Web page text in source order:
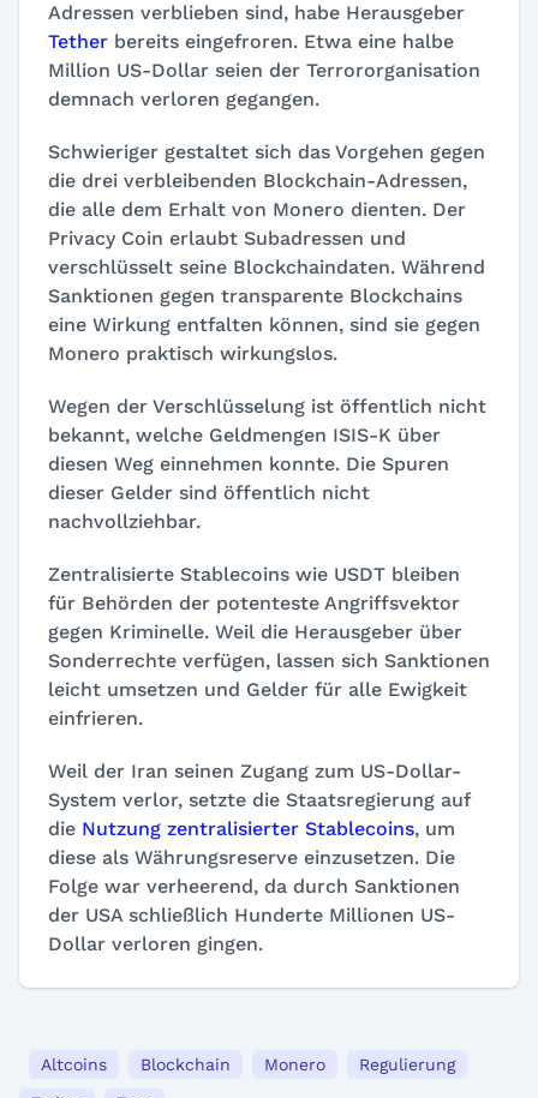
Adressen verblieben sind, habe Herausgeber
Tether bereits eingefroren. Etwa eine halbe
Million US-Dollar seien der Terrororganisation
demnach verloren gegangen.
Schwieriger gestaltet sich das Vorgehen gegen
die drei verbleibenden Blockchain-Adressen,
die alle dem Erhalt von Monero dienten. Der
Privacy Coin erlaubt Subadressen und
verschlüsselt seine Blockchaindaten. Während
Sanktionen gegen transparente Blockchains
eine Wirkung entfalten können, sind sie gegen
Monero praktisch wirkungslos.
Wegen der Verschlüsselung ist öffentlich nicht
bekannt, welche Geldmengen ISIS-K über
diesen Weg einnehmen konnte. Die Spuren
dieser Gelder sind öffentlich nicht
nachvollziehbar.
Zentralisierte Stablecoins wie USDT bleiben
für Behörden der potenteste Angriffsvektor
gegen Kriminelle. Weil die Herausgeber über
Sonderrechte verfügen, lassen sich Sanktionen
leicht umsetzen und Gelder für alle Ewigkeit
einfrieren.
Weil der Iran seinen Zugang zum US-Dollar-
System verlor, setzte die Staatsregierung auf
die Nutzung zentralisierter Stablecoins, um
diese als Währungsreserve einzusetzen. Die
Folge war verheerend, da durch Sanktionen
der USA schließlich Hunderte Millionen US-
Dollar verloren gingen.
Altcoins Blockchain Monero
Regulierung